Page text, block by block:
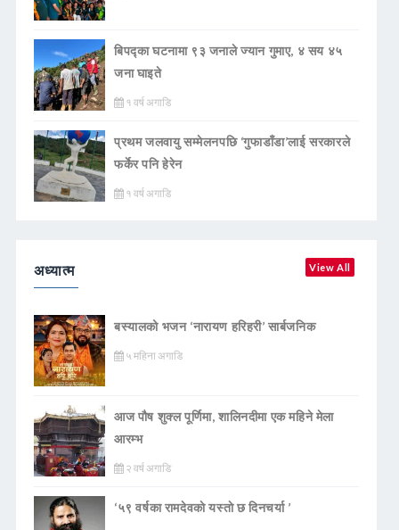
बिपद्का घटनामा ९३ जनाले ज्यान गुमाए, ४ सय ४५
जना घाइते
१ वर्ष अगाडि
प्रथम जलवायु सम्मेलनपछि ‘गुफाडाँडा’लाई सरकारले
फर्केर पनि हेरेन
१ वर्ष अगाडि
अध्यात्म View All
बस्यालको भजन ‘नारायण हरिहरी’ सार्बजनिक
५ महिना अगाडि
आज पौष शुक्ल पूर्णिमा, शालिनदीमा एक महिने मेला
आरम्भ
२ वर्ष अगाडि
‘५९ वर्षका रामदेवकाे यस्ताे छ दिनचर्या ’